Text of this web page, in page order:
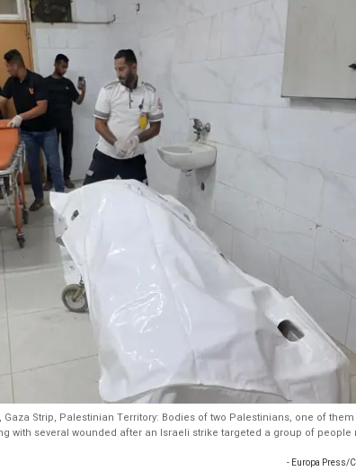
Gaza Strip, Palestinian Territory: Bodies of two Palestinians, one of
with several wounded after an Israeli strike targeted a group of people
- Europa Press/